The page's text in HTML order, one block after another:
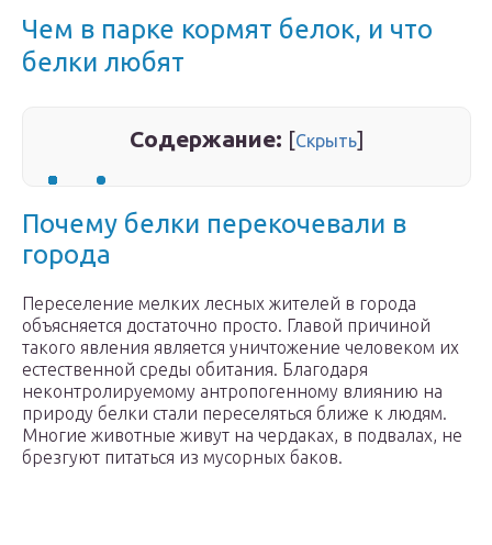
Чем в парке кормят белок, и что
белки любят
Содержание: [Скрыть]
Почему белки перекочевали в
города
Переселение мелких лесных жителей в города
объясняется достаточно просто. Главой причиной
такого явления является уничтожение человеком их
естественной среды обитания. Благодаря
неконтролируемому антропогенному влиянию на
природу белки стали переселяться ближе к людям.
Многие животные живут на чердаках, в подвалах, не
брезгуют питаться из мусорных баков.